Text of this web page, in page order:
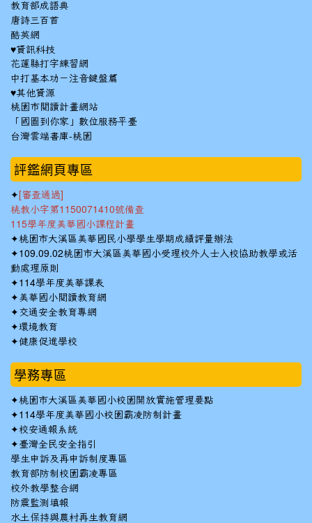
教育部成語典
唐詩三百首
酷英網
♥資訊科技
花蓮縣打字練習網
中打基本功－注音鍵盤篇
♥其他資源
桃園市閱讀計畫網站
「國圖到你家」數位服務平臺
台灣雲端書庫-桃園
::: 評鑑網頁專區
✦ [審查通過]
桃教小字第1150071410號備查
115學年度美華國小課程計畫
✦桃園市大溪區美華國民小學學生學期成績評量辦法
✦109.09.02桃園市大溪區美華國小受理校外人士入校協助教學或活
動處理原則
✦114學年度美華課表
✦美華國小閱讀教育網
✦ 交通安全教育專網
✦環境教育
✦健康促進學校
學務專區
✦桃園市大溪區美華國小校園開放實施管理要點
✦114學年度美華國小校園霸凌防制計畫
✦校安通報系統
✦臺灣全民安全指引
學生申訴及再申訴制度專區
教育部防制校園霸凌專區
校外教學整合網
防震監測填報
水土保持與農村再生教育網